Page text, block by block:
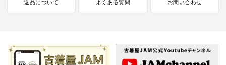
返品について よくある質問 お問い合わせ